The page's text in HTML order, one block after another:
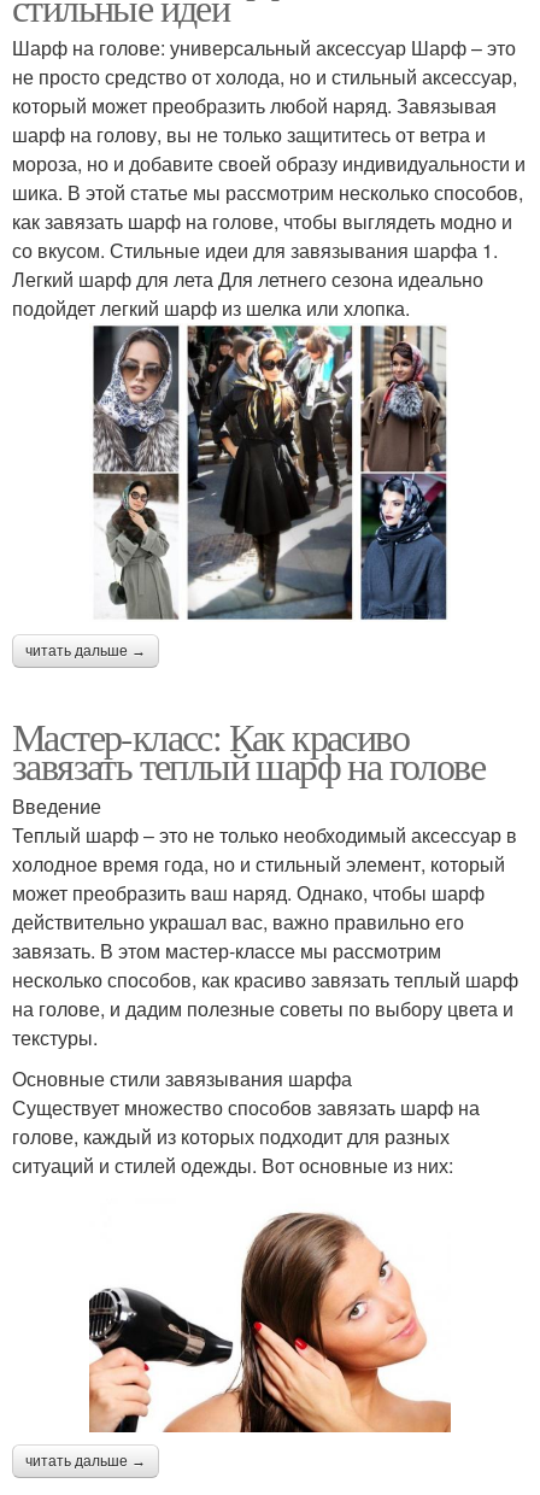
Шарф на голове: универсальный аксессуар Шарф – это
не просто средство от холода, но и стильный аксессуар,
который может преобразить любой наряд. Завязывая
шарф на голову, вы не только защититесь от ветра и
мороза, но и добавите своей образу индивидуальности и
шика. В этой статье мы рассмотрим несколько способов,
как завязать шарф на голове, чтобы выглядеть модно и
со вкусом. Стильные идеи для завязывания шарфа 1.
Легкий шарф для лета Для летнего сезона идеально
подойдет легкий шарф из шелка или хлопка.
читать дальше →
Мастер-класс: Как красиво
завязать теплый шарф на голове
Введение
Теплый шарф – это не только необходимый аксессуар в
холодное время года, но и стильный элемент, который
может преобразить ваш наряд. Однако, чтобы шарф
действительно украшал вас, важно правильно его
завязать. В этом мастер-классе мы рассмотрим
несколько способов, как красиво завязать теплый шарф
на голове, и дадим полезные советы по выбору цвета и
текстуры.
Основные стили завязывания шарфа
Существует множество способов завязать шарф на
голове, каждый из которых подходит для разных
ситуаций и стилей одежды. Вот основные из них:
читать дальше →